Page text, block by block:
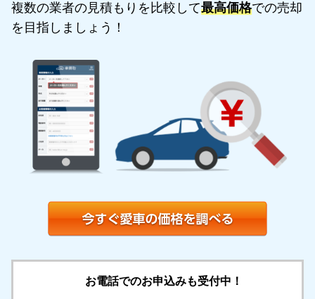
複数の業者の見積もりを比較して最高価格での売却
を目指しましょう！
お電話でのお申込みも受付中！